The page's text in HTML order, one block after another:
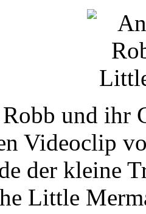
und ihr
Videoclip
der kleine
Little